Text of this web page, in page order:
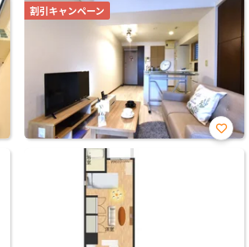
割引キャンペーン
お気